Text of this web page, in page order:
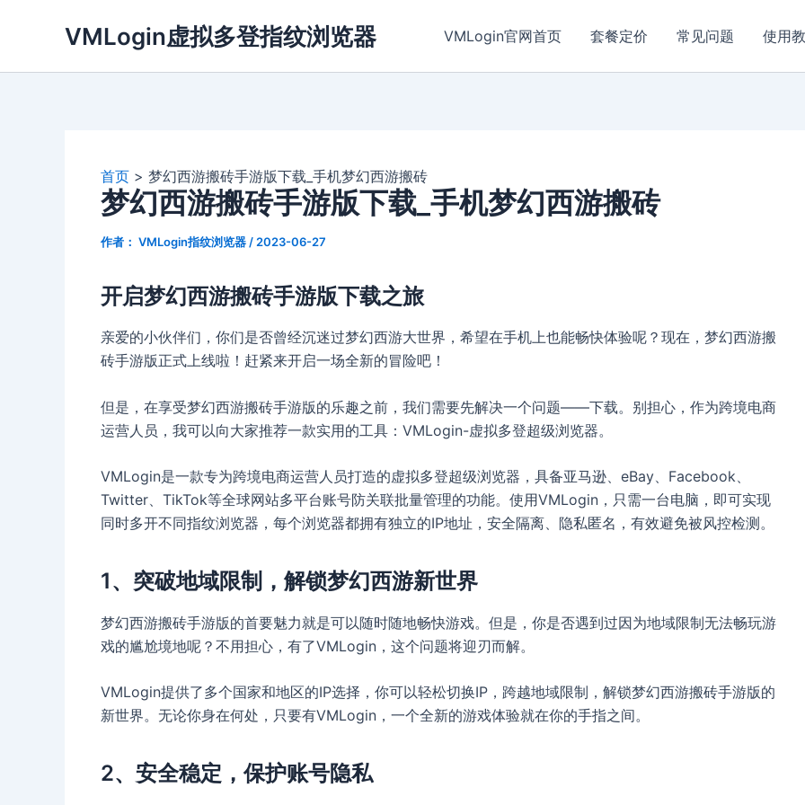
VMLogin虚拟多登指纹浏览器 VMLogin官网首页 套餐定价 常见问题 使用
首页 梦幻西游搬砖手游版下载_手机梦幻西游搬砖
梦幻西游搬砖手游版下载_手机梦幻西游搬砖
作者： VMLogin指纹浏览器 / 2023-06-27
开启梦幻西游搬砖手游版下载之旅
亲爱的小伙伴们，你们是否曾经沉迷过梦幻西游大世界，希望在手机上也能畅快体验呢？现在，梦幻西游搬
砖手游版正式上线啦！赶紧来开启一场全新的冒险吧！
但是，在享受梦幻西游搬砖手游版的乐趣之前，我们需要先解决一个问题——下载。别担心，作为跨境电商
运营人员，我可以向大家推荐一款实用的工具：VMLogin-虚拟多登超级浏览器。
VMLogin是一款专为跨境电商运营人员打造的虚拟多登超级浏览器，具备亚马逊、eBay、Facebook、
Twitter、TikTok等全球网站多平台账号防关联批量管理的功能。使用VMLogin，只需一台电脑，即可实现
同时多开不同指纹浏览器，每个浏览器都拥有独立的IP地址，安全隔离、隐私匿名，有效避免被风控检测。
1、突破地域限制，解锁梦幻西游新世界
梦幻西游搬砖手游版的首要魅力就是可以随时随地畅快游戏。但是，你是否遇到过因为地域限制无法畅玩游
戏的尴尬境地呢？不用担心，有了VMLogin，这个问题将迎刃而解。
VMLogin提供了多个国家和地区的IP选择，你可以轻松切换IP，跨越地域限制，解锁梦幻西游搬砖手游版的
新世界。无论你身在何处，只要有VMLogin，一个全新的游戏体验就在你的手指之间。
2、安全稳定，保护账号隐私